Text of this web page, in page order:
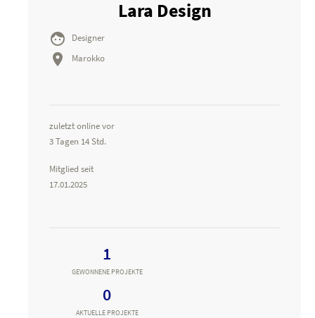
Lara Design
 Designer
 Marokko
zuletzt online vor
3 Tagen 14 Std.
Mitglied seit
17.01.2025
1
GEWONNENE PROJEKTE
0
AKTUELLE PROJEKTE